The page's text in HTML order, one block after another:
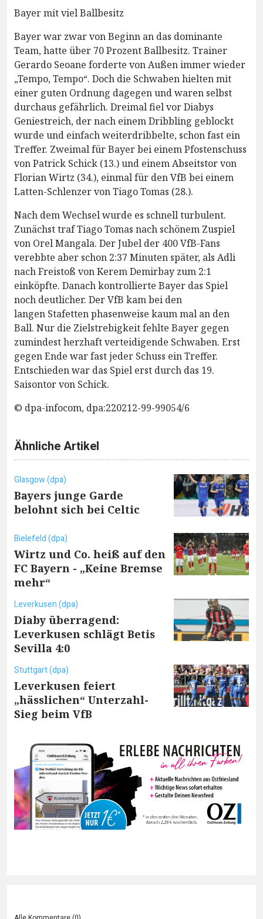
Bayer mit viel Ballbesitz
Bayer war zwar von Beginn an das dominante
Team, hatte über 70 Prozent Ballbesitz. Trainer
Gerardo Seoane forderte von Außen immer wieder
„Tempo, Tempo“. Doch die Schwaben hielten mit
einer guten Ordnung dagegen und waren selbst
durchaus gefährlich. Dreimal fiel vor Diabys
Geniestreich, der nach einem Dribbling geblockt
wurde und einfach weiterdribbelte, schon fast ein
Treffer. Zweimal für Bayer bei einem Pfostenschuss
von Patrick Schick (13.) und einem Abseitstor von
Florian Wirtz (34.), einmal für den VfB bei einem
Latten-Schlenzer von Tiago Tomas (28.).
Nach dem Wechsel wurde es schnell turbulent.
Zunächst traf Tiago Tomas nach schönem Zuspiel
von Orel Mangala. Der Jubel der 400 VfB-Fans
verebbte aber schon 2:37 Minuten später, als Adli
nach Freistoß von Kerem Demirbay zum 2:1
einköpfte. Danach kontrollierte Bayer das Spiel
noch deutlicher. Der VfB kam bei den
langen Stafetten phasenweise kaum mal an den
Ball. Nur die Zielstrebigkeit fehlte Bayer gegen
zumindest herzhaft verteidigende Schwaben. Erst
gegen Ende war fast jeder Schuss ein Treffer.
Entschieden war das Spiel erst durch das 19.
Saisontor von Schick.
© dpa-infocom, dpa:220212-99-99054/6
Ähnliche Artikel
Glasgow (dpa)
Bayers junge Garde
belohnt sich bei Celtic
Bielefeld (dpa)
Wirtz und Co. heiß auf den
FC Bayern - „Keine Bremse
mehr“
Leverkusen (dpa)
Diaby überragend:
Leverkusen schlägt Betis
Sevilla 4:0
Stuttgart (dpa)
Leverkusen feiert
„hässlichen“ Unterzahl-
Sieg beim VfB